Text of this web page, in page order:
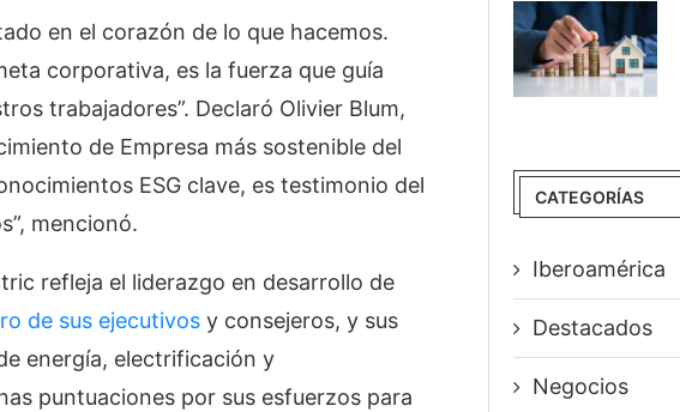
en el corazón de lo que hacemos.
corporativa, es la fuerza que guía
trabajadores”. Declaró Olivier Blum,
de Empresa más sostenible del
ESG clave, es testimonio del
mencionó.
refleja el liderazgo en desarrollo de
de sus ejecutivos y consejeros, y sus
energía, electrificación y
puntuaciones por sus esfuerzos para
CATEGORÍAS
Iberoamérica
Destacados
Negocios